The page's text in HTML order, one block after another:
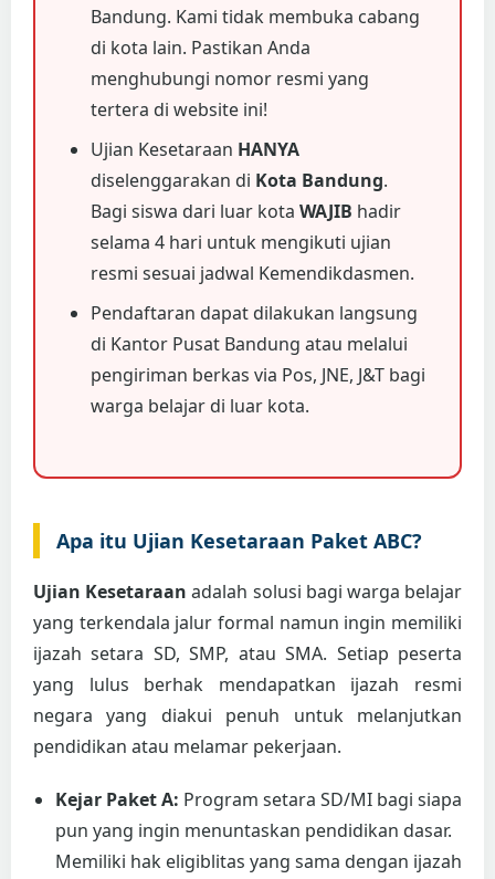
Bandung. Kami tidak membuka cabang
di kota lain. Pastikan Anda
menghubungi nomor resmi yang
tertera di website ini!
Ujian Kesetaraan HANYA
diselenggarakan di Kota Bandung.
Bagi siswa dari luar kota WAJIB hadir
selama 4 hari untuk mengikuti ujian
resmi sesuai jadwal Kemendikdasmen.
Pendaftaran dapat dilakukan langsung
di Kantor Pusat Bandung atau melalui
pengiriman berkas via Pos, JNE, J&T bagi
warga belajar di luar kota.
Apa itu Ujian Kesetaraan Paket ABC?
Ujian Kesetaraan adalah solusi bagi warga belajar
yang terkendala jalur formal namun ingin memiliki
ijazah setara SD, SMP, atau SMA. Setiap peserta
yang lulus berhak mendapatkan ijazah resmi
negara yang diakui penuh untuk melanjutkan
pendidikan atau melamar pekerjaan.
Kejar Paket A: Program setara SD/MI bagi siapa
pun yang ingin menuntaskan pendidikan dasar.
Memiliki hak eligiblitas yang sama dengan ijazah